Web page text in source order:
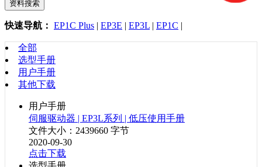
快速导航： EP1C Plus | EP3E | EP3L | EP1C |
全部
选型手册
用户手册
其他下载
用户手册
伺服驱动器 | EP3L系列 | 低压使用手册
文件大小：2439660 字节
2020-09-30
点击下载